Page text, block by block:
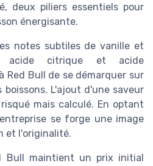
deux piliers essentiels pour
énergisante.
notes subtiles devanille et
acide citrique et acide
Red Bull de se démarquer sur
L'ajout d'une saveur
mais calculé. En optant
se forge une image
et l'originalité.
Bull maintient un prix initial